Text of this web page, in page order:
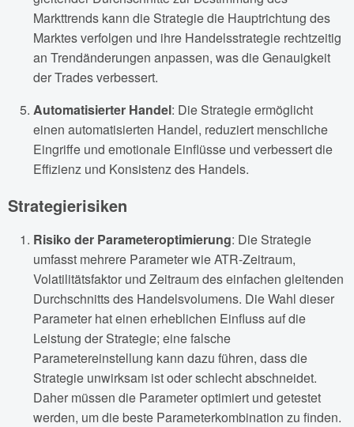
Markttrends kann die Strategie die Hauptrichtung des
Marktes verfolgen und ihre Handelsstrategie rechtzeitig
an Trendänderungen anpassen, was die Genauigkeit
der Trades verbessert.
Automatisierter Handel: Die Strategie ermöglicht
einen automatisierten Handel, reduziert menschliche
Eingriffe und emotionale Einflüsse und verbessert die
Effizienz und Konsistenz des Handels.
Strategierisiken
Risiko der Parameteroptimierung: Die Strategie
umfasst mehrere Parameter wie ATR-Zeitraum,
Volatilitätsfaktor und Zeitraum des einfachen gleitenden
Durchschnitts des Handelsvolumens. Die Wahl dieser
Parameter hat einen erheblichen Einfluss auf die
Leistung der Strategie; eine falsche
Parametereinstellung kann dazu führen, dass die
Strategie unwirksam ist oder schlecht abschneidet.
Daher müssen die Parameter optimiert und getestet
werden, um die beste Parameterkombination zu finden.